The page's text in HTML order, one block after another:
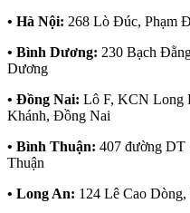
• Hà Nội: 268 Lò Đúc, Phạm
• Bình Dương: 230 Bạch
Dương
• Đồng Nai: Lô F, KCN Long
Khánh, Đồng Nai
• Bình Thuận: 407 đường DT
Thuận
• Long An: 124 Lê Cao